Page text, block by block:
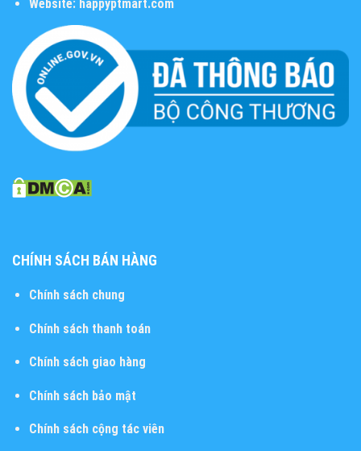
Website: happyptmart.com
CHÍNH SÁCH BÁN HÀNG
Chính sách chung
Chính sách thanh toán
Chính sách giao hàng
Chính sách bảo mật
Chính sách cộng tác viên